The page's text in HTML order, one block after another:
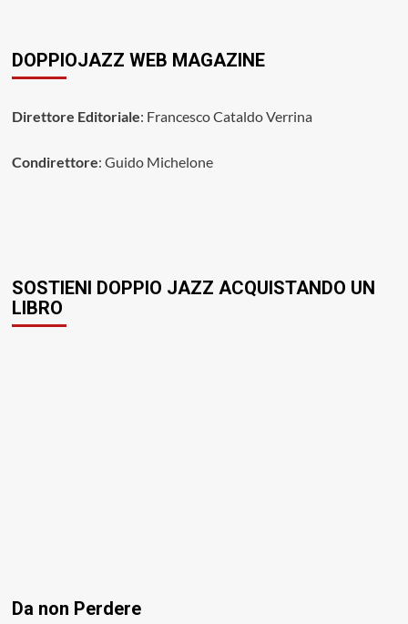
DOPPIOJAZZ WEB MAGAZINE
Direttore Editoriale: Francesco Cataldo Verrina
Condirettore: Guido Michelone
SOSTIENI DOPPIO JAZZ ACQUISTANDO UN
LIBRO
Da non Perdere